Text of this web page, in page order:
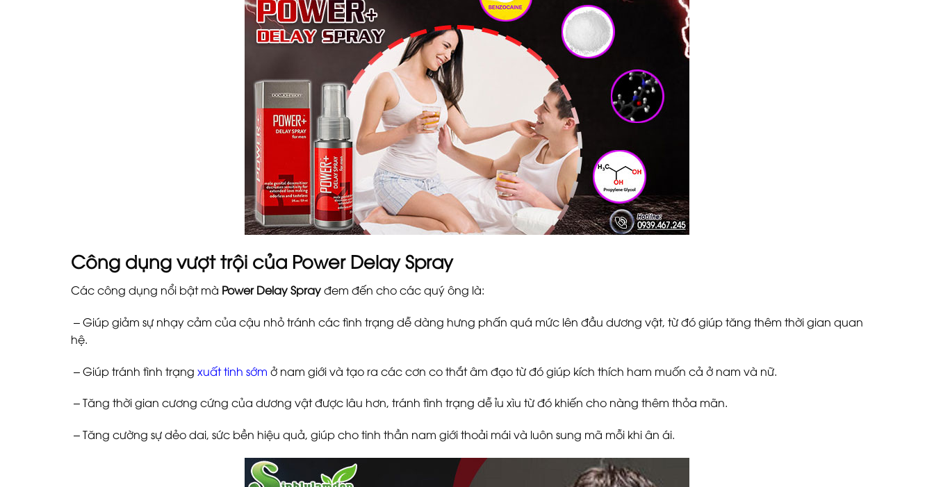
Công dụng vượt trội của Power Delay Spray
Các công dụng nổi bật mà Power Delay Sprayđem đến cho các quý ông là:
– Giúp giảm sự nhạy cảm của cậu nhỏ tránh các tình trạng dễ dàng hưng phấn quá mức lên đầu dương vật, từ đó giúp tăng thêm thời gian quan
hệ.
– Giúp tránh tình trạng xuất tinh sớm ở nam giới và tạo ra các cơn co thắt âm đạo từ đó giúp kích thích ham muốn cả ở nam và nữ.
– Tăng thời gian cương cứng của dương vật được lâu hơn, tránh tình trạng dễ ỉu xìu từ đó khiến cho nàng thêm thỏa mãn.
– Tăng cường sự dẻo dai, sức bền hiệu quả, giúp cho tinh thần nam giới thoải mái và luôn sung mã mỗi khi ân ái.